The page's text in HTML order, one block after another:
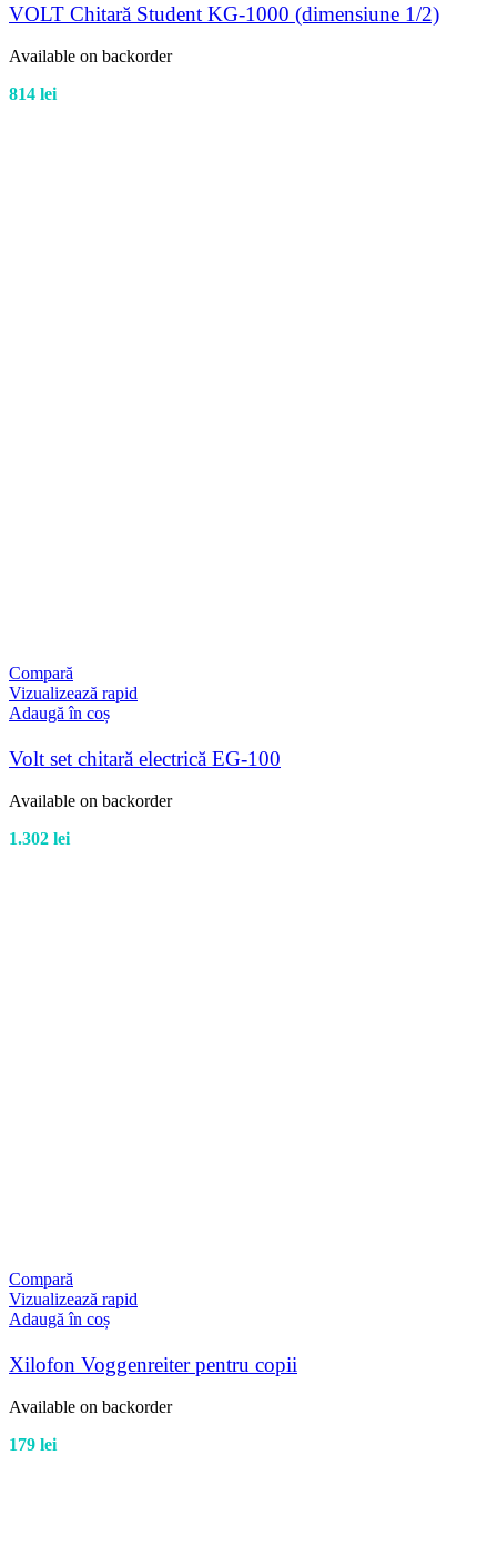
VOLT Chitară Student KG-1000 (dimensiune 1/2)
Available on backorder
814 lei
Compară
Vizualizează rapid
Adaugă în coș
Volt set chitară electrică EG-100
Available on backorder
1.302 lei
Compară
Vizualizează rapid
Adaugă în coș
Xilofon Voggenreiter pentru copii
Available on backorder
179 lei